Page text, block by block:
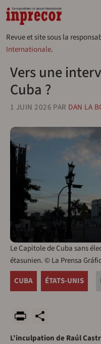
Aller au contenu principal
Revue et site sous la
Internationale.
Vers une
Cuba ?
1 JUIN 2026 PAR DAN LA
Le Capitole de Cuba sans
étasunien. © La Prensa
CUBA
ÉTATS-UNIS
L’inculpation de Raúl